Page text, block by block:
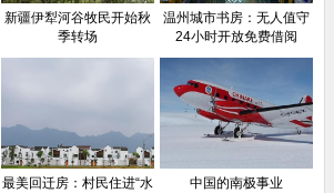
新疆伊犁河谷牧民开始秋
季转场
温州城市书房：无人值守
24小时开放免费借阅
最美回迁房：村民住进“水
中国的南极事业